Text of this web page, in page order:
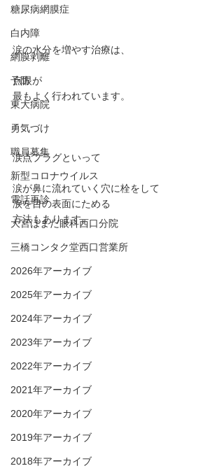
糖尿病網膜症
白内障
網膜剥離
予防
東大病院
勇気づけ
職員募集
新型コロナウイルス
電話再診
大宮はまだ眼科西口分院
三橋コンタク堂西口営業所
2026年アーカイブ
2025年アーカイブ
2024年アーカイブ
2023年アーカイブ
2022年アーカイブ
2021年アーカイブ
2020年アーカイブ
2019年アーカイブ
2018年アーカイブ
涙の水分を増やす治療は、
点眼が
最もよく行われています。
涙点プラグといって
涙が鼻に流れていく穴に栓をして
涙を目の表面にためる
方法もあります。